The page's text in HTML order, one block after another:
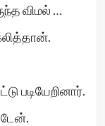
விமல் …
படியேறினார்.